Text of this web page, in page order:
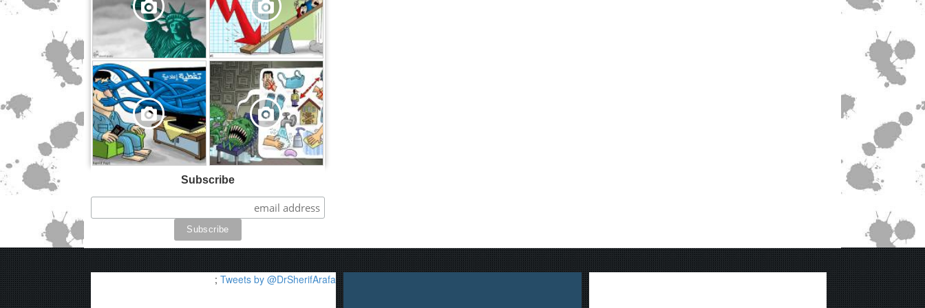
,
,
Subscribe
Tweets by @DrSherifArafa
;